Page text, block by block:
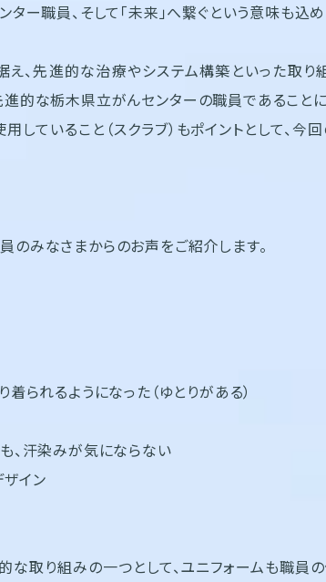
ター職員、そして「未来」へ繋ぐという意味も込
据え、先進的な治療やシステム構築といった取
進的な栃木県立がんセンターの職員であること
ていること（スクラブ）もポイントとして、今
のみなさまからのお声をご紹介します。
られるようになった（ゆとりがある）
、汗染みが気にならない
イン
取り組みの一つとして、ユニフォームも職員